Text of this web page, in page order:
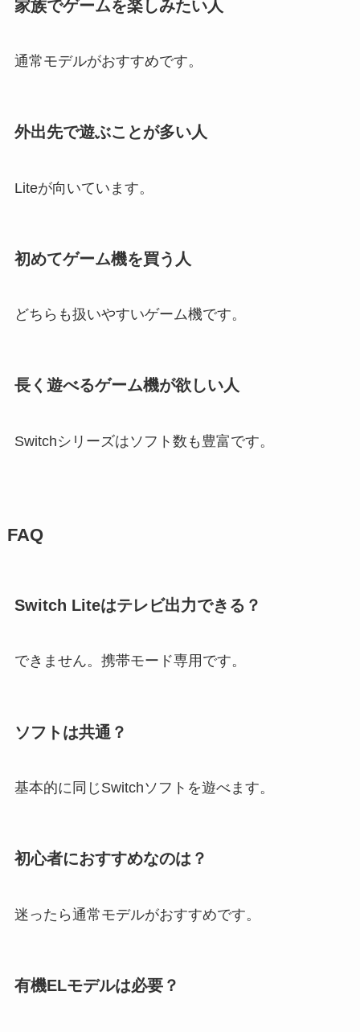
家族でゲームを楽しみたい人
通常モデルがおすすめです。
外出先で遊ぶことが多い人
Liteが向いています。
初めてゲーム機を買う人
どちらも扱いやすいゲーム機です。
長く遊べるゲーム機が欲しい人
Switchシリーズはソフト数も豊富です。
FAQ
Switch Liteはテレビ出力できる？
できません。携帯モード専用です。
ソフトは共通？
基本的に同じSwitchソフトを遊べます。
初心者におすすめなのは？
迷ったら通常モデルがおすすめです。
有機ELモデルは必要？